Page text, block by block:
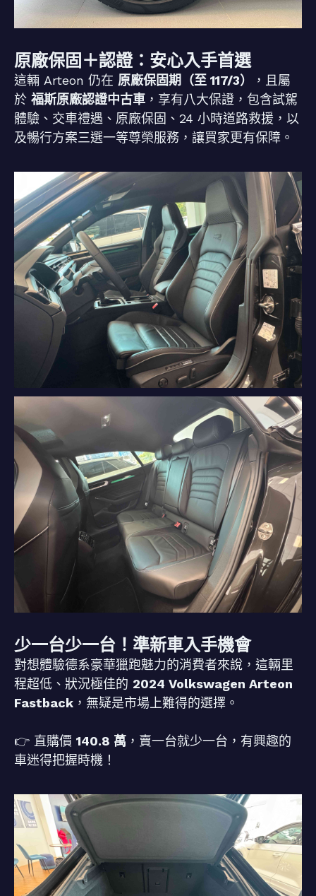
原廠保固＋認證：安心入手首選
這輛 Arteon 仍在 原廠保固期（至 117/3）
，且屬
於 福斯原廠認證中古車 ，享有八大保證，包含試駕
體驗、交車禮遇、原廠保固、24 小時道路救援，以
及暢行方案三選一等尊榮服務，讓買家更有保障。
少一台少一台！準新車入手機會
對想體驗德系豪華獵跑魅力的消費者來說，這輛里
程超低、狀況極佳的 2024 Volkswagen Arteon
Fastback ，無疑是市場上難得的選擇。
👉 直購價 140.8 萬 ，賣一台就少一台，有興趣的
車迷得把握時機！